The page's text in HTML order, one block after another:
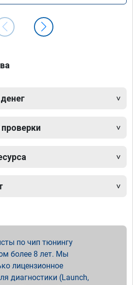
по чип тюнингу
более 8 лет. Мы
лицензионное
диагностики (Launch,